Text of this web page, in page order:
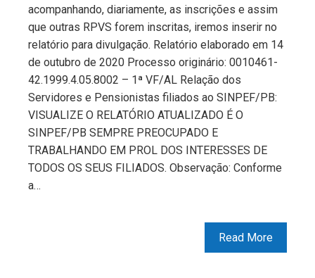
acompanhando, diariamente, as inscrições e assim
que outras RPVS forem inscritas, iremos inserir no
relatório para divulgação. Relatório elaborado em 14
de outubro de 2020 Processo originário: 0010461-
42.1999.4.05.8002 – 1ª VF/AL Relação dos
Servidores e Pensionistas filiados ao SINPEF/PB:
VISUALIZE O RELATÓRIO ATUALIZADO É O
SINPEF/PB SEMPRE PREOCUPADO E
TRABALHANDO EM PROL DOS INTERESSES DE
TODOS OS SEUS FILIADOS. Observação: Conforme
a…
Read More